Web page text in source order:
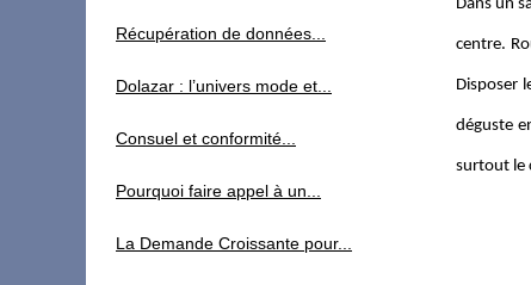
Dans un
centre.
Disposer
déguste
surtout le
Récupération de données...
Dolazar : l’univers mode et...
Consuel et conformité...
Pourquoi faire appel à un...
La Demande Croissante pour...